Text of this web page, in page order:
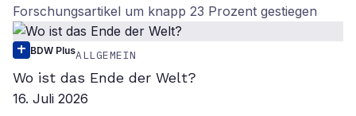
Forschungsartikel um knapp 23 Prozent gestiegen
BDW PlusALLGEMEIN
Wo ist das Ende der Welt?
16. Juli 2026